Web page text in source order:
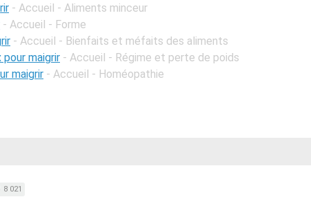
- Accueil - Aliments minceur
- Accueil - Forme
- Accueil - Bienfaits et méfaits des aliments
pour maigrir - Accueil - Régime et perte de poids
maigrir - Accueil - Homéopathie
8 021